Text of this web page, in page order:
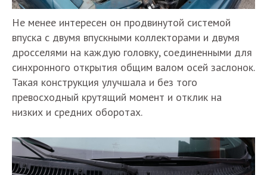
Не менее интересен он продвинутой системой
впуска с двумя впускными коллекторами и двумя
дросселями на каждую головку, соединенными для
синхронного открытия общим валом осей заслонок.
Такая конструкция улучшала и без того
превосходный крутящий момент и отклик на
низких и средних оборотах.